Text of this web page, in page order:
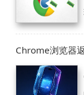
Chrome浏览器